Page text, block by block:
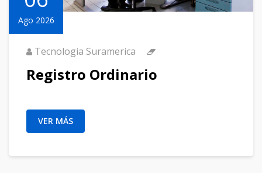
Ago 2026
Tecnologia Suramerica
Registro Ordinario
VER MÁS